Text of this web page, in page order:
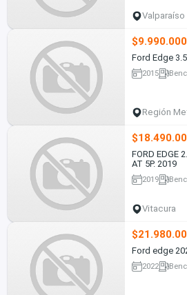
Valparaíso
$9.990.000
Ford Edge
2015
Región
FORD EDGE
AT 5P. 2019
2019
Vitacura
Ford edge
2022